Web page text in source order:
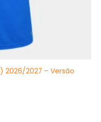
2026/2027 – Versão